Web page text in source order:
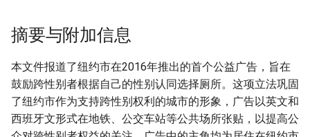
摘要与附加信息
本文件报道了纽约市在2016年推出的首个公益广告，旨在
鼓励跨性别者根据自己的性别认同选择厕所。这项立法巩固
了纽约市作为支持跨性别权利的城市的形象，广告以英文和
西班牙文形式在地铁、公交车站等公共场所张贴，以提高公